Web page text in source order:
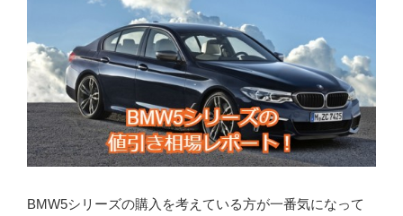
BMW5シリーズの購入を考えている方が一番気になって